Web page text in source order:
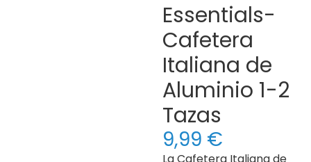
Essentials-
Cafetera
Italiana de
Aluminio 1-2
Tazas
9,99 €
La Cafetera Italiana de